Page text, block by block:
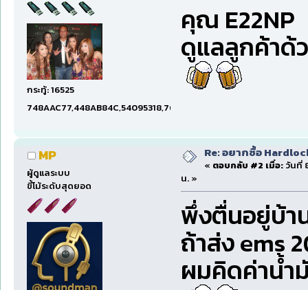
กระทู้: 16525
748AAC77,448AB84C,54095318,7660DAE5,97606B15,47C5E
คุณ E22NP
ดูแลลูกค้าด้
MP
ผู้ดูแลระบบ
ขี้โม้ระดับสุดยอด
Re: อยากซื้อ
« ตอบกลับ #2 เมื่อ:วันที่
น. »
พึ่งตื่นอยู่บ้า
ถ้าส่ง ems
ผมคิดค่าน้ำ